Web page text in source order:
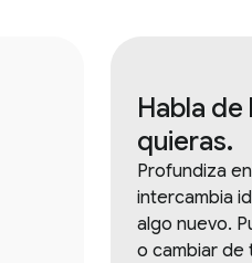
Habla de
quieras.
Profundiza
intercambia
algo nuevo.
o cambiar de